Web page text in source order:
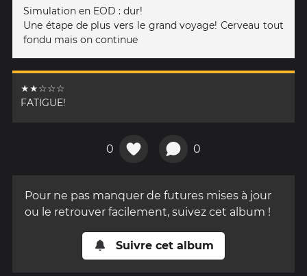
Simulation en EOD : dur!
Une étape de plus vers le grand voyage! Cerveau tout
fondu mais on continue
★★☆☆☆
FATIGUE!
0 0
Pour ne pas manquer de futures mises à jour
ou le retrouver facilement, suivez cet album !
Suivre cet album